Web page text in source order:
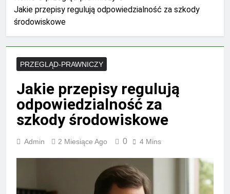
Jakie przepisy regulują odpowiedzialność za szkody
środowiskowe
PRZEGLĄD-PRAWNICZY
Jakie przepisy regulują
odpowiedzialność za
szkody środowiskowe
Admin 2 Miesiące Ago 0 4 Mins